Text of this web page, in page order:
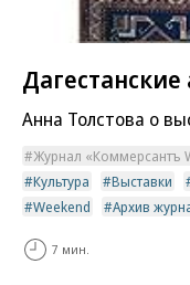
Дагестанские
Анна Толстова о
Журнал «Коммерсантъ
Культура
Выставки
Weekend
Архив
7 мин.